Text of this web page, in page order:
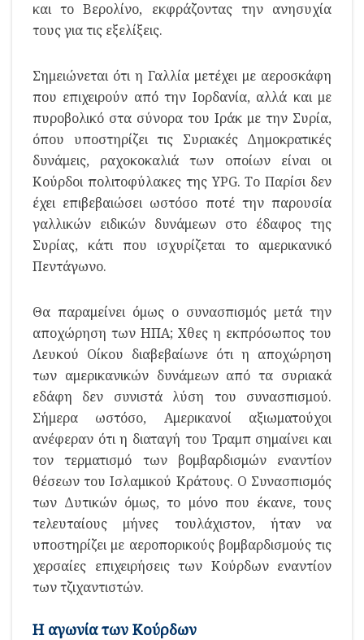
και το Βερολίνο, εκφράζοντας την ανησυχία
τους για τις εξελίξεις.
Σημειώνεται ότι η Γαλλία μετέχει με αεροσκάφη
που επιχειρούν από την Ιορδανία, αλλά και με
πυροβολικό στα σύνορα του Ιράκ με την Συρία,
όπου υποστηρίζει τις Συριακές Δημοκρατικές
δυνάμεις, ραχοκοκαλιά των οποίων είναι οι
Κούρδοι πολιτοφύλακες της YPG. Το Παρίσι δεν
έχει επιβεβαιώσει ωστόσο ποτέ την παρουσία
γαλλικών ειδικών δυνάμεων στο έδαφος της
Συρίας, κάτι που ισχυρίζεται το αμερικανικό
Πεντάγωνο.
Θα παραμείνει όμως ο συνασπισμός μετά την
αποχώρηση των ΗΠΑ; Χθες η εκπρόσωπος του
Λευκού Οίκου διαβεβαίωνε ότι η αποχώρηση
των αμερικανικών δυνάμεων από τα συριακά
εδάφη δεν συνιστά λύση του συνασπισμού.
Σήμερα ωστόσο, Αμερικανοί αξιωματούχοι
ανέφεραν ότι η διαταγή του Τραμπ σημαίνει και
τον τερματισμό των βομβαρδισμών εναντίον
θέσεων του Ισλαμικού Κράτους. Ο Συνασπισμός
των Δυτικών όμως, το μόνο που έκανε, τους
τελευταίους μήνες τουλάχιστον, ήταν να
υποστηρίζει με αεροπορικούς βομβαρδισμούς τις
χερσαίες επιχειρήσεις των Κούρδων εναντίον
των τζιχαντιστών.
Η αγωνία των Κούρδων